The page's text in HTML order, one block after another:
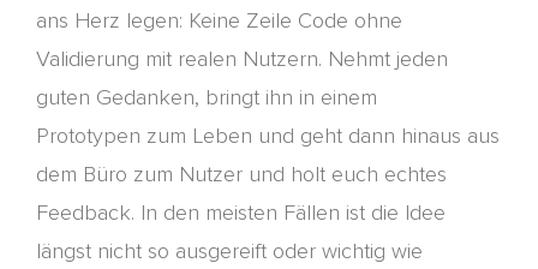
ans Herz legen: Keine Zeile Code ohne
Validierung mit realen Nutzern. Nehmt jeden
guten Gedanken, bringt ihn in einem
Prototypen zum Leben und geht dann hinaus aus
dem Büro zum Nutzer und holt euch echtes
Feedback. In den meisten Fällen ist die Idee
längst nicht so ausgereift oder wichtig wie